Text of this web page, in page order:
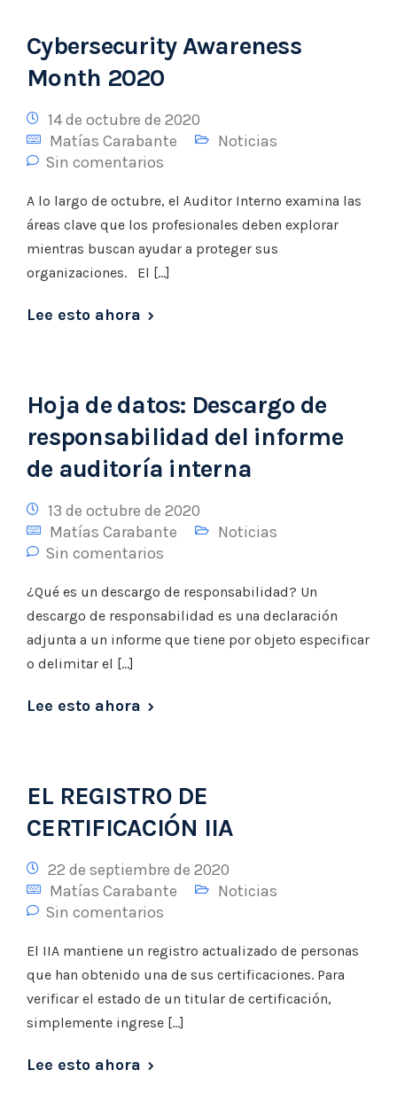
Cybersecurity Awareness
Month 2020
14 de octubre de 2020
Matías Carabante
Noticias
Sin comentarios
A lo largo de octubre, el Auditor Interno examina las
áreas clave que los profesionales deben explorar
mientras buscan ayudar a proteger sus
organizaciones. El […]
Lee esto ahora
Hoja de datos: Descargo de
responsabilidad del informe
de auditoría interna
13 de octubre de 2020
Matías Carabante
Noticias
Sin comentarios
¿Qué es un descargo de responsabilidad? Un
descargo de responsabilidad es una declaración
adjunta a un informe que tiene por objeto especificar
o delimitar el […]
Lee esto ahora
EL REGISTRO DE
CERTIFICACIÓN IIA
22 de septiembre de 2020
Matías Carabante
Noticias
Sin comentarios
El IIA mantiene un registro actualizado de personas
que han obtenido una de sus certificaciones. Para
verificar el estado de un titular de certificación,
simplemente ingrese […]
Lee esto ahora